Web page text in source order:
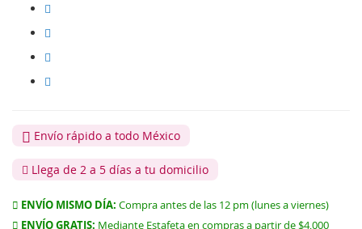
Envío rápido a todo México
Llega de 2 a 5 días a tu domicilio
ENVÍO MISMO DÍA: Compra antes de las 12 pm (lunes a viernes)
ENVÍO GRATIS: Mediante Estafeta en compras a partir de $4,000